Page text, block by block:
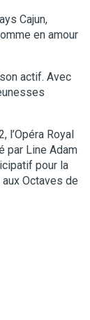
Cajun,
en amour
actif. Avec
l’Opéra Royal
par Line Adam
pour la
Octaves de